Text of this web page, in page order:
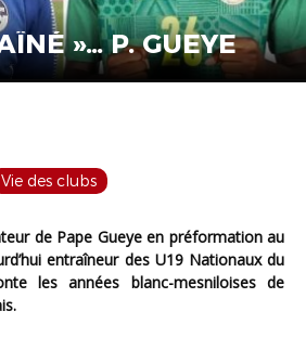
»… P. GUEYE
Vie des clubs
entraîneur des U19 Nationaux du
les années blanc-mesniloises de